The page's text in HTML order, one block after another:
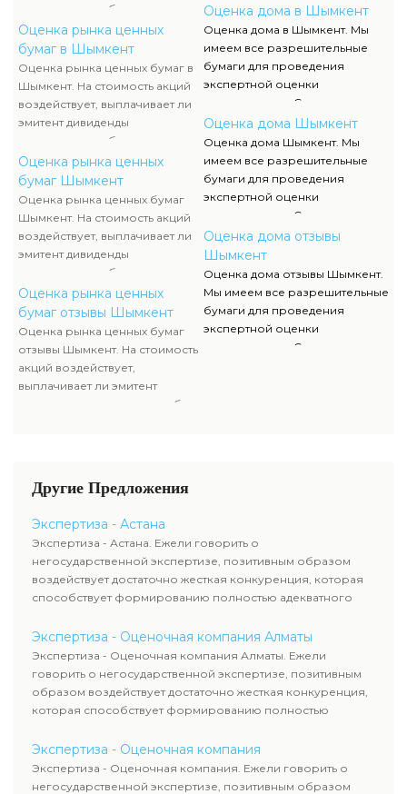
акционерам либо проценты по
облигациям, какой размер
данных выплат. Определение
прибыльности акций считается
составляющей рыночной
стоимости и используется
оценщиком наряду с оценкой
имущества компании-эмитента,
чтоб узнать настоящую
стоимость ценных бумаг.
Оценка рынка ценных
бумаг в Шымкент
Оценка рынка ценных бумаг в
Шымкент. На стоимость акций
воздействует, выплачивает ли
эмитент дивиденды
акционерам либо проценты по
облигациям, какой размер
данных выплат. Определение
прибыльности акций считается
составляющей рыночной
стоимости и используется
оценщиком наряду с оценкой
имущества компании-эмитента,
чтоб узнать настоящую
стоимость ценных бумаг.
Оценка рынка ценных
бумаг Шымкент
Оценка рынка ценных бумаг
Шымкент. На стоимость акций
воздействует, выплачивает ли
эмитент дивиденды
акционерам либо проценты по
облигациям, какой размер
данных выплат. Определение
прибыльности акций считается
составляющей рыночной
стоимости и используется
оценщиком наряду с оценкой
имущества компании-эмитента,
Оценка рынка ценных
бумаг отзывы Шымкент
Оценка рынка ценных бумаг
отзывы Шымкент. На стоимость
акций воздействует,
выплачивает ли эмитент
дивиденды акционерам либо
рыночной стоимости и
наряду с оценкой имущества
компании-эмитента, чтоб
узнать настоящую стоимость
ценных бумаг.
документов, их отображение и
сканы можно отыскать в
разделе нашего сайта.
Оценка дома в Шымкент
Оценка дома в Шымкент. Мы
имеем все разрешительные
бумаги для проведения
экспертной оценки
недвижимости. Список данных
документов, их отображение и
сканы можно отыскать в
разделе нашего сайта.
Оценка дома Шымкент
Оценка дома Шымкент. Мы
имеем все разрешительные
бумаги для проведения
экспертной оценки
недвижимости. Список данных
документов, их отображение и
сканы можно отыскать в
разделе нашего сайта.
Оценка дома отзывы
Шымкент
Оценка дома отзывы Шымкент.
Мы имеем все разрешительные
бумаги для проведения
экспертной оценки
недвижимости. Список данных
Другие Предложения
Экспертиза - Астана
Экспертиза - Астана. Ежели говорить о
негосударственной экспертизе, позитивным образом
воздействует достаточно жесткая конкуренция, которая
способствует формированию полностью адекватного
Экспертиза - Оценочная компания Алматы
Экспертиза - Оценочная компания Алматы. Ежели
говорить о негосударственной экспертизе, позитивным
образом воздействует достаточно жесткая конкуренция,
которая способствует формированию полностью
Экспертиза - Оценочная компания
Экспертиза - Оценочная компания. Ежели говорить о
негосударственной экспертизе, позитивным образом